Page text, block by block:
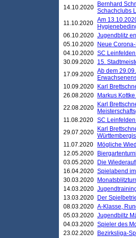
14.10.2020
Bernhard
Schachclubs
11.10.2020 Am
06.10.2020 Jugendblitz
05.10.2020
Neue
04.10.2020 SC
30.09.2020 15.
17.09.2020 Ab dem
10.09.2020
Karl
26.08.2020
Markus
22.08.2020
Karl
11.08.2020 SC
29.07.2020
Karl
11.07.2020
Mögliche
12.05.2020
03.05.2020
Die
16.04.2020 Spielabend
30.03.2020
14.03.2020
13.03.2020
Der
08.03.2020 A-Klasse,
05.03.2020 Jugendbiltz
04.03.2020 Spieler des
23.02.2020
Bezirksliga-